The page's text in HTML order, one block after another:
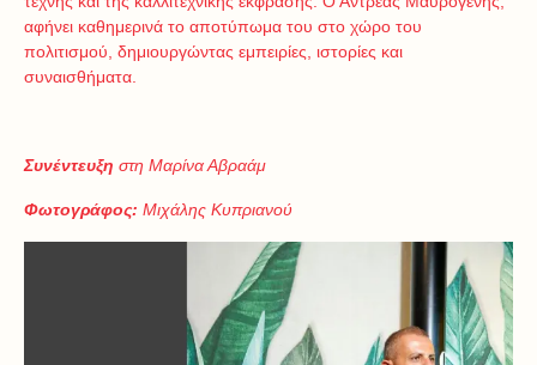
αφήνει καθημερινά το αποτύπωμα του στο χώρο του
πολιτισμού, δημιουργώντας εμπειρίες, ιστορίες και
συναισθήματα.
Συνέντευξη στη Μαρίνα Αβραάμ
Φωτογράφος: Μιχάλης Κυπριανού